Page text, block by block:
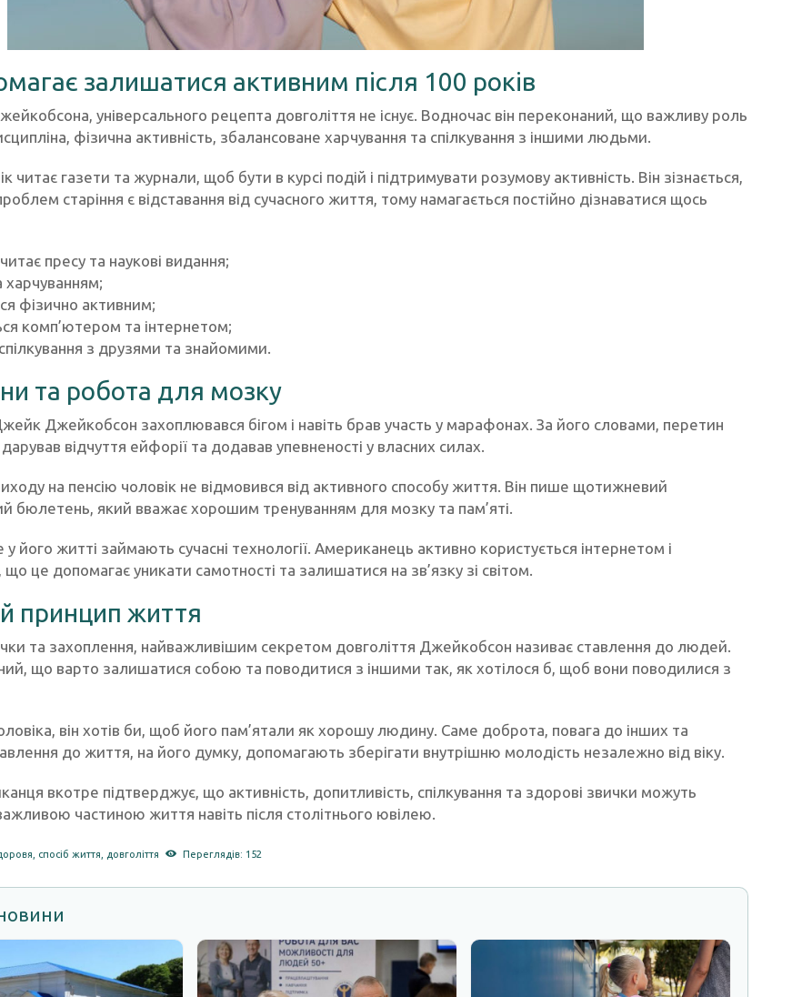
залишатися активним після 100 років
універсального рецепта довголіття не існує. Водночас він переконаний, що важливу роль
фізична активність, збалансоване харчування та спілкування з іншими людьми.
читає газети та журнали, щоб бути в курсі подій і підтримувати розумову активність. Він зізнається,
старіння є відставання від сучасного життя, тому намагається постійно дізнаватися щось
пресу та наукові видання;
харчуванням;
фізично активним;
комп’ютером та інтернетом;
з друзями та знайомими.
та робота для мозку
Джейкобсон захоплювався бігом і навіть брав участь у марафонах. За його словами, перетин
дарував відчуття ейфорії та додавав упевненості у власних силах.
на пенсію чоловік не відмовився від активного способу життя. Він пише щотижневий
бюлетень, який вважає хорошим тренуванням для мозку та пам’яті.
його житті займають сучасні технології. Американець активно користується інтернетом і
це допомагає уникати самотності та залишатися на зв’язку зі світом.
принцип життя
та захоплення, найважливішим секретом довголіття Джейкобсон називає ставлення до людей.
що варто залишатися собою та поводитися з іншими так, як хотілося б, щоб вони поводилися з
він хотів би, щоб його пам’ятали як хорошу людину. Саме доброта, повага до інших та
до життя, на його думку, допомагають зберігати внутрішню молодість незалежно від віку.
вкотре підтверджує, що активність, допитливість, спілкування та здорові звички можуть
частиною життя навіть після столітнього ювілею.
спосіб життя довголіття Переглядів: 152